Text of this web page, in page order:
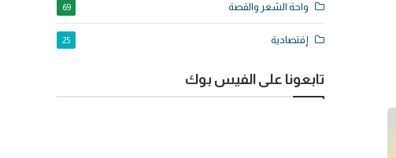
واحة الشعر والقصة 69
إقتصادية 25
تابعونا على الفيس بوك